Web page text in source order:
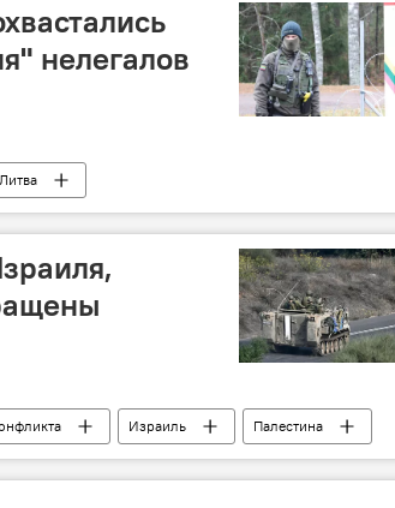
нелегалов
Литва
(VSAT)
миграционный кризис
Израиль Палестина